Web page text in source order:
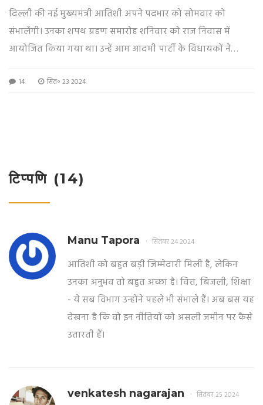
दिल्ली की नई मुख्यमंत्री आतिशी अपने पदभार को सोमवार को
संभालेंगी। उनका शपथ ग्रहण समारोह शनिवार को राज निवास में
आयोजित किया गया था। उन्हें आम आदमी पार्टी के विधायकों ने
को मुख्यमंत्री बनाया गया। उनकी सरकार के पास अधूरी नीतियों और
14 सित॰ 23 2024
टिप्पणि (14)
Manu Tapora सितंबर 24 2024
आतिशी को बहुत बड़ी जिम्मेदारी मिली है, लेकिन
उनका अनुभव तो बहुत अच्छा है। वित्त, बिजली, शिक्षा
- ये सब विभाग उन्होंने पहले भी संभाले हैं। अब बस यह
देखना है कि वो इन नीतियों को असली जमीन पर कैसे
उतारती हैं।
venkatesh nagarajan सितंबर 25 2024